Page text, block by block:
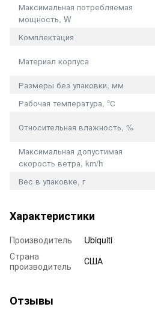
Максимальная потребляемая
мощность, W
Комплектация
Материал корпуса
Размеры без упаковки, мм
Рабочая температура, °С
Относительная влажность, %
Максимальная допустимая
скорость ветра, km/h
Вес в упаковке, г
Характеристики
Производитель
Ubiquiti
Страна
производитель
США
Отзывы